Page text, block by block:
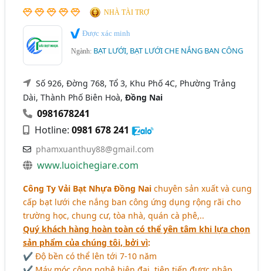
NHÀ TÀI TRỢ
Được xác minh
Ngành: BẠT LƯỚI, BẠT LƯỚI CHE NẮNG BAN CÔNG
Số 926, Đờng 768, Tổ 3, Khu Phố 4C, Phường Trảng
Dài, Thành Phố Biên Hoà,Đồng Nai
0981678241
Hotline:0981 678 241
phamxuanthuy88@gmail.com
www.luoichegiare.com
Công Ty Vải Bạt Nhựa Đồng Naichuyên sản xuất và cung
cấp bạt lưới che nắng ban công ứng dụng rộng rãi cho
trường học, chung cư, tòa nhà, quán cà phê,..
Quý khách hàng hoàn toàn có thể yên tâm khi lựa chọn
sản phẩm của chúng tôi, bởi vì:
✔ Độ bền có thể lên tới 7-10 năm